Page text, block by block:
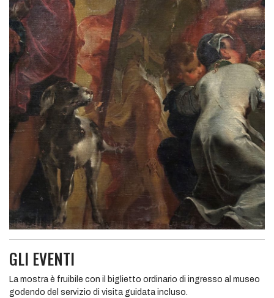
GLI EVENTI
La mostra è fruibile con il biglietto ordinario di ingresso al museo
godendo del servizio di visita guidata incluso.